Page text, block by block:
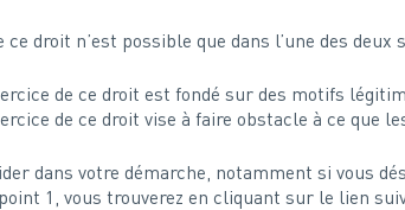
ce droit n’est possible que dans l’une des
de ce droit est fondé sur des motifs
de ce droit vise à faire obstacle à ce que
dans votre démarche, notamment si vous
1, vous trouverez en cliquant sur le lien